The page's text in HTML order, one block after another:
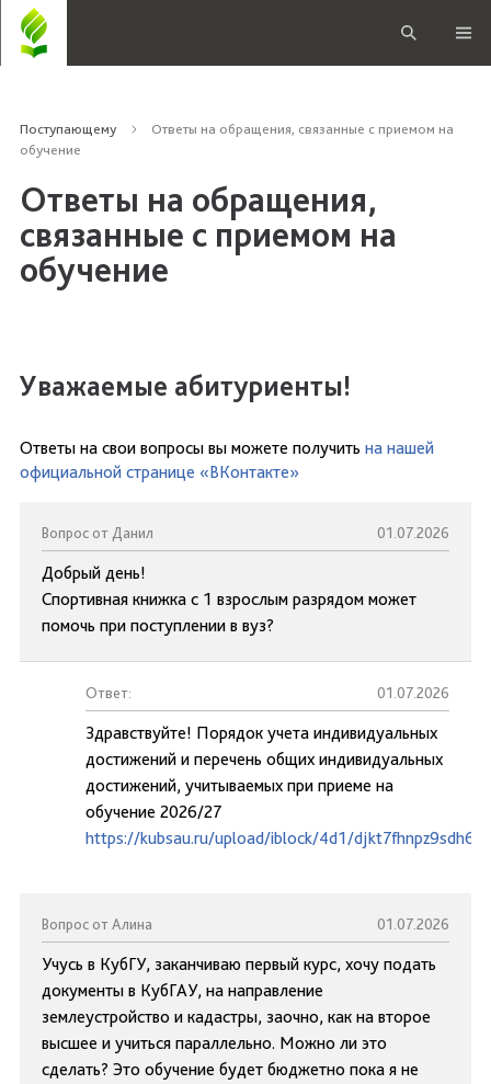
Поступающему
Ответы на обращения, связанные с приемом на
обучение
Ответы на обращения,
связанные с приемом на
обучение
Уважаемые абитуриенты!
Ответы на свои вопросы вы можете получить на нашей
официальной странице «ВКонтакте»
Вопрос от Данил 01.07.2026
Добрый день!
Спортивная книжка с 1 взрослым разрядом может
помочь при поступлении в вуз?
Ответ: 01.07.2026
Здравствуйте! Порядок учета индивидуальных
достижений и перечень общих индивидуальных
достижений, учитываемых при приеме на
обучение 2026/27
https://kubsau.ru/upload/iblock/4d1/
Вопрос от Алина 01.07.2026
Учусь в КубГУ, заканчиваю первый курс, хочу подать
документы в КубГАУ, на направление
землеустройство и кадастры, заочно, как на второе
высшее и учиться параллельно. Можно ли это
сделать? Это обучение будет бюджетно пока я не